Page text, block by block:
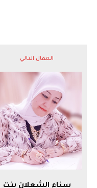
المقال التالي
سناء الشعلان بنت